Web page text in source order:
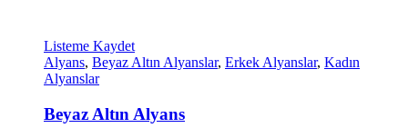
Listeme Kaydet
Alyans, Beyaz Altın Alyanslar, Erkek Alyanslar, Kadın
Alyanslar
Beyaz Altın Alyans